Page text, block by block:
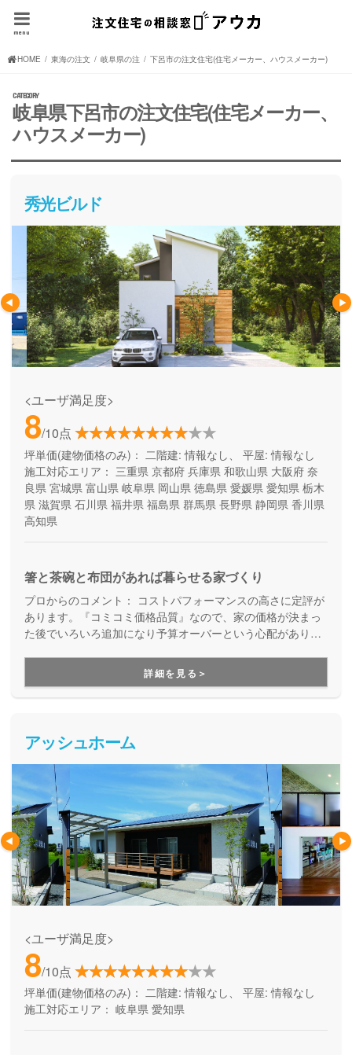
menu
HOME 東海の注文住宅(住宅メーカー、ハウスメーカー)
岐阜県の注文住宅(住宅メーカー、ハウスメーカー)
下呂市の注文住宅(住宅メーカー、ハウスメーカー)
岐阜県下呂市の注文住宅(住宅メーカー、
ハウスメーカー)
秀光ビルド
<ユーザ満足度>
8/10点
坪単価(建物価格のみ)： 二階建: 情報なし、 平屋: 情報なし
施工対応エリア： 三重県 京都府 兵庫県 和歌山県 大阪府 奈
良県 宮城県 富山県 岐阜県 岡山県 徳島県 愛媛県 愛知県 栃木
県 滋賀県 石川県 福井県 福島県 群馬県 長野県 静岡県 香川県
高知県
箸と茶碗と布団があれば暮らせる家づくり
プロからのコメント： コストパフォーマンスの高さに定評が
あります。『コミコミ価格品質』なので、家の価格が決まっ
た後でいろいろ追加になり予算オーバーという心配がありま
詳細を見る＞
アッシュホーム
<ユーザ満足度>
8/10点
坪単価(建物価格のみ)： 二階建: 情報なし、 平屋: 情報なし
施工対応エリア： 岐阜県 愛知県